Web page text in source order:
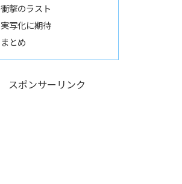
衝撃のラスト
実写化に期待
まとめ
スポンサーリンク